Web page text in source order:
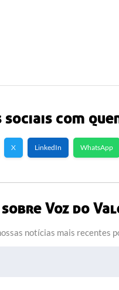
com
X LinkedIn WhatsApp
Voz do
notícias mais recentes